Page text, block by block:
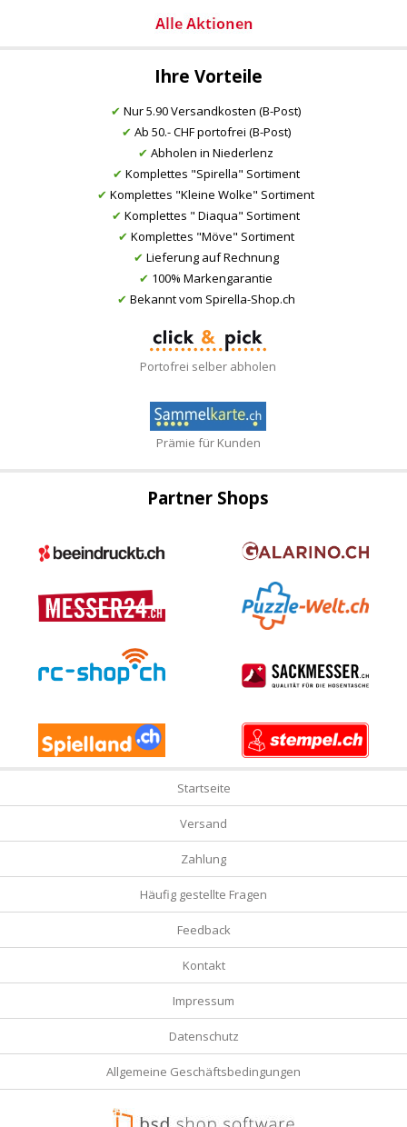
Ihre Vorteile
✔ Nur 5.90 Versandkosten (B-Post)
✔ Ab 50.- CHF portofrei (B-Post)
✔ Abholen in Niederlenz
✔ Komplettes "Spirella" Sortiment
✔ Komplettes "Kleine Wolke" Sortiment
✔ Komplettes " Diaqua" Sortiment
✔ Komplettes "Möve" Sortiment
✔ Lieferung auf Rechnung
✔ 100% Markengarantie
✔ Bekannt vom Spirella-Shop.ch
Portofrei selber abholen
Prämie für Kunden
Partner Shops
Startseite
Versand
Zahlung
Häufig gestellte Fragen
Feedback
Kontakt
Impressum
Datenschutz
Allgemeine Geschäftsbedingungen